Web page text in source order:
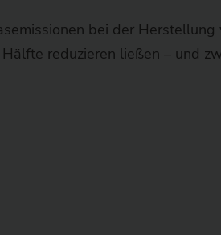
bei der Herstellung
reduzieren ließen – und